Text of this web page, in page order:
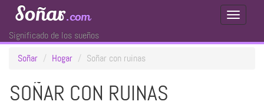
Toggle
Soñar.com
Significado de los sueños
Soñar
Hogar Soñar con ruinas
SOÑAR CON RUINAS